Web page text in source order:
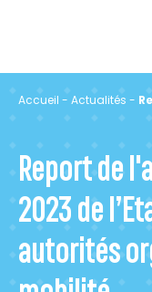
Accueil - Actualités -
Report de
2023 de
autorités